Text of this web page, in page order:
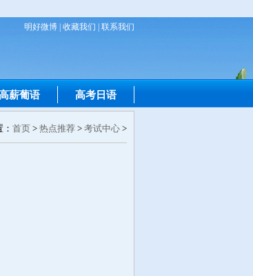
明好微博| 收藏我们 联系我们
薪葡语 高考日语
首页> 热点推荐> 考试中心>